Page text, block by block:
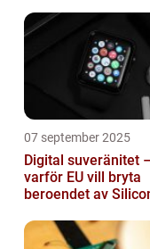
07 september 2025
Digital suveränitet
varför EU vill bryta
beroendet av